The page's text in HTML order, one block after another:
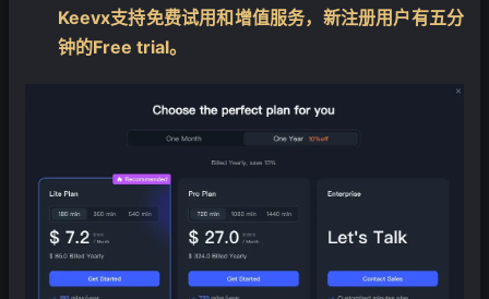
Keevx支持免费试用和增值服务，新注册用户有五分
钟的Free trial。